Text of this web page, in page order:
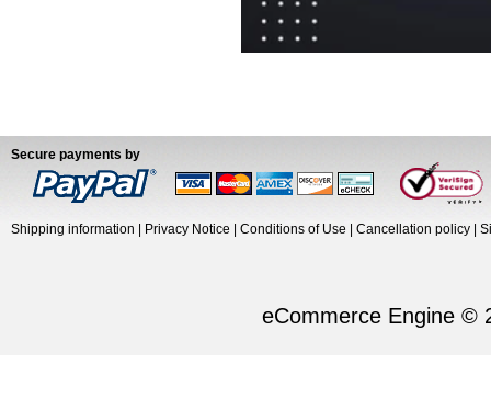
Secure payments by
Shipping information | Privacy Notice | Conditions of Use | Cancellation policy |
eCommerce Engine ©